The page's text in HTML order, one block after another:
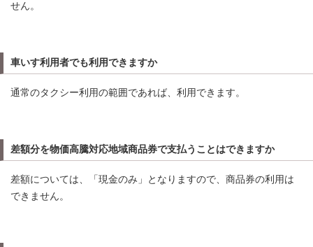
せん。
車いす利用者でも利用できますか
通常のタクシー利用の範囲であれば、利用できます。
差額分を物価高騰対応地域商品券で支払うことはできますか
差額については、「現金のみ」となりますので、商品券の利用は
できません。